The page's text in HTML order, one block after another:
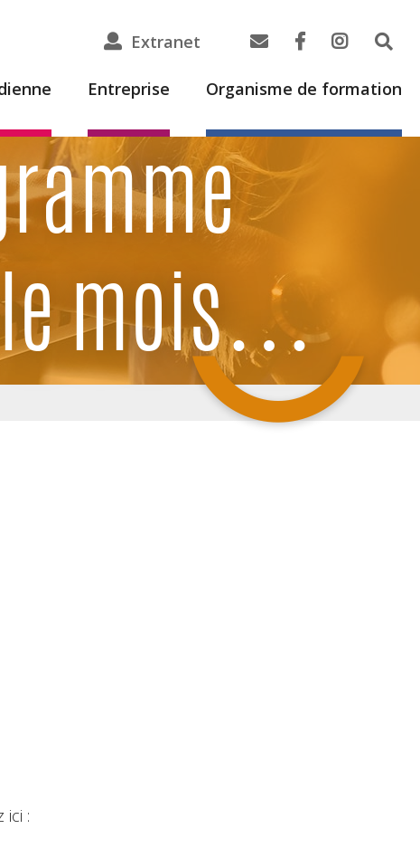
Extranet
Entreprise Organisme de formation
mois…
ici :